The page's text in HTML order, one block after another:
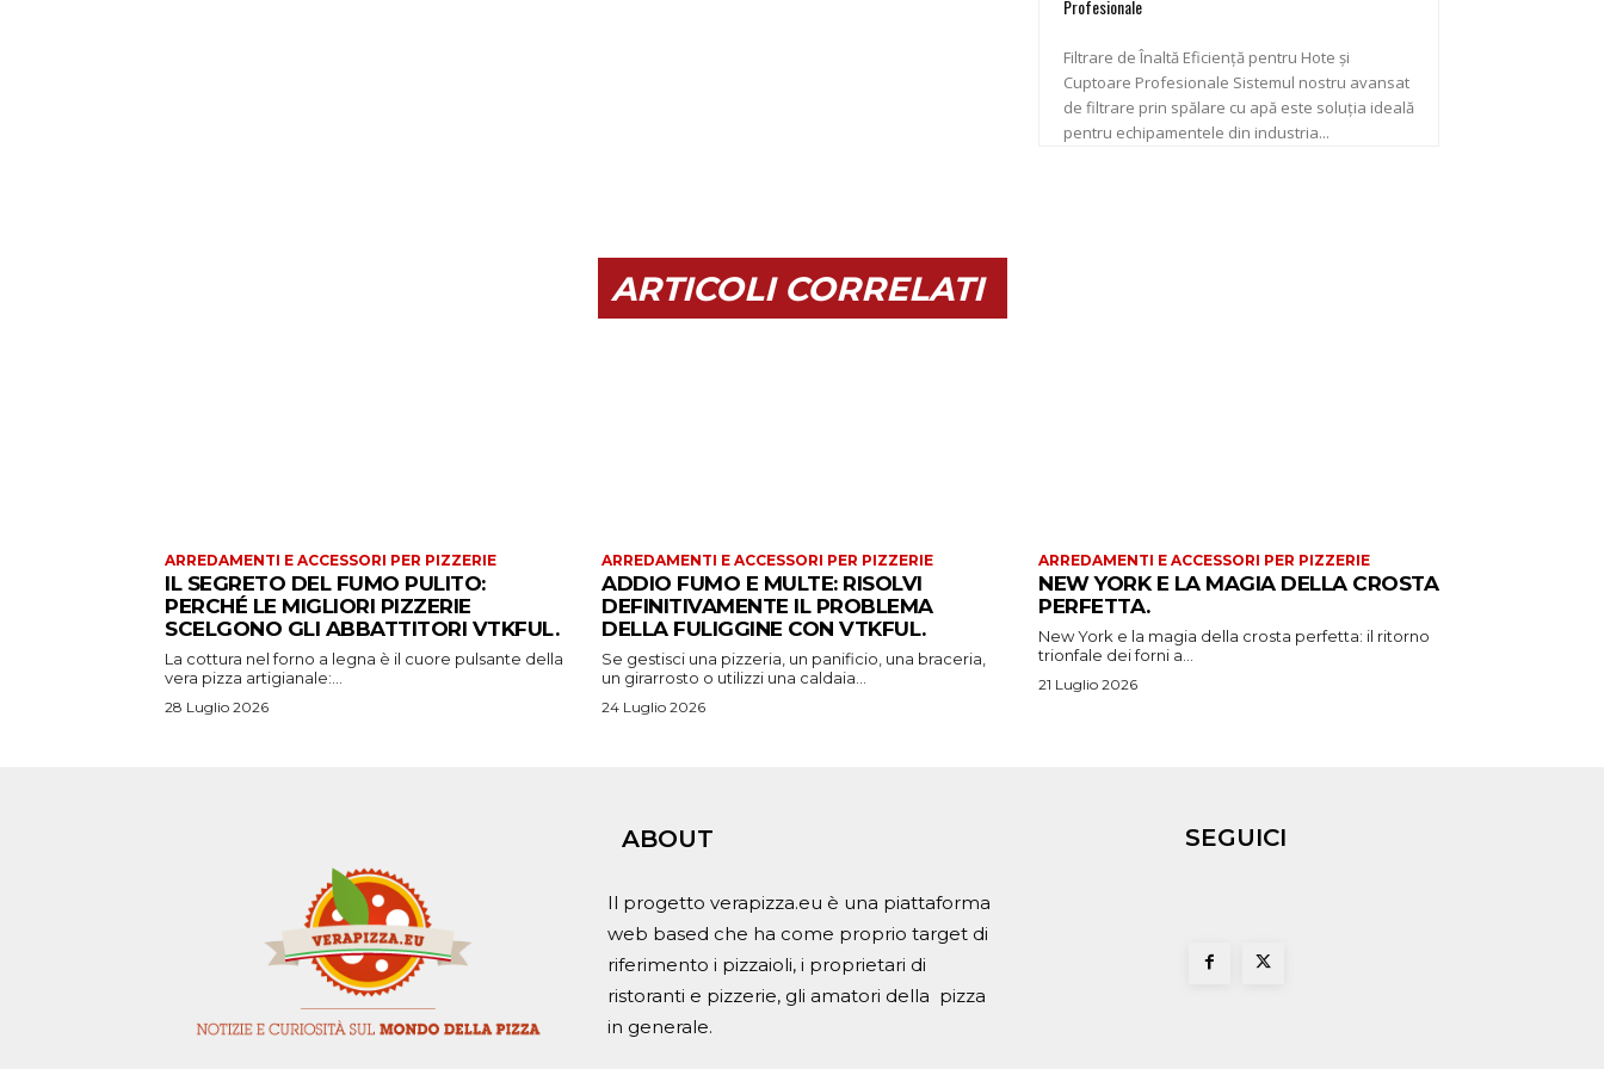
Profesionale
Filtrare de Înaltă Eficiență pentru Hote și
Cuptoare Profesionale Sistemul nostru avansat
de filtrare prin spălare cu apă este soluția ideală
pentru echipamentele din industria...
ARTICOLI CORRELATI
ARREDAMENTI E ACCESSORI PER PIZZERIE
IL SEGRETO DEL FUMO PULITO:
PERCHÉ LE MIGLIORI PIZZERIE
SCELGONO GLI ABBATTITORI VTKFUL.
La cottura nel forno a legna è il cuore pulsante della
vera pizza artigianale:...
28 Luglio 2026
ARREDAMENTI E ACCESSORI PER PIZZERIE
ADDIO FUMO E MULTE: RISOLVI
DEFINITIVAMENTE IL PROBLEMA
DELLA FULIGGINE CON VTKFUL.
Se gestisci una pizzeria, un panificio, una braceria,
un girarrosto o utilizzi una caldaia...
24 Luglio 2026
ARREDAMENTI E ACCESSORI PER PIZZERIE
NEW YORK E LA MAGIA DELLA CROSTA
PERFETTA.
New York e la magia della crosta perfetta: il ritorno
trionfale dei forni a...
21 Luglio 2026
ABOUT
Il progetto verapizza.eu è una piattaforma
web based che ha come proprio target di
riferimento i pizzaioli, i proprietari di
ristoranti e pizzerie, gli amatori della pizza
in generale.
SEGUICI